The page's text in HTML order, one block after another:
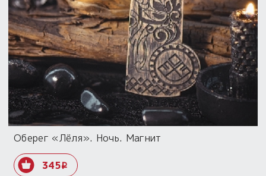
Оберег «Лёля». Ночь. Магнит
345i